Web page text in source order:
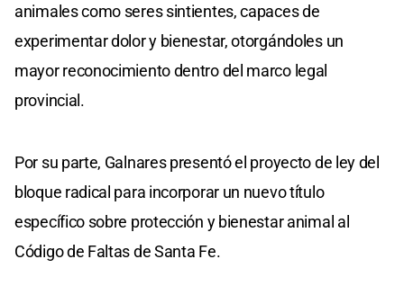
animales como seres sintientes, capaces de
experimentar dolor y bienestar, otorgándoles un
mayor reconocimiento dentro del marco legal
provincial.
Por su parte, Galnares presentó el proyecto de ley del
bloque radical para incorporar un nuevo título
específico sobre protección y bienestar animal al
Código de Faltas de Santa Fe.